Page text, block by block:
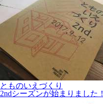
とものいえづくり
2ndシーズンが始まりました！